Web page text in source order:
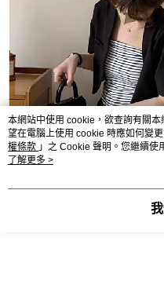
本網站中使用 cookie，欲查詢有關
望在電腦上使用 cookie 時應如何變
權條款 」之 Cookie 聲明。您繼續使
用條款之 Cookie 聲明使用 cookie。
了解更多 >